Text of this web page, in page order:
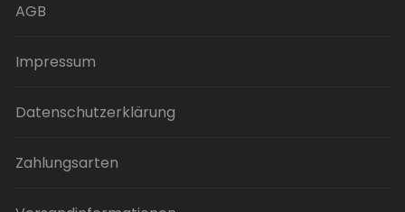
AGB
Impressum
Datenschutzerklärung
Zahlungsarten